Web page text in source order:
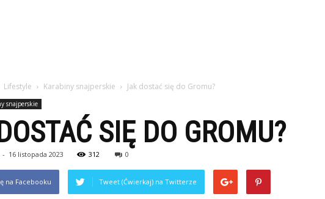
Lifestyle Karabiny snajperskie Jak dostać się do Gromu?
snajperskie
SIĘ DO GROMU?
- 16 listopada 2023 312 0
na Facebooku Tweet (Ćwierkaj) na Twitterze